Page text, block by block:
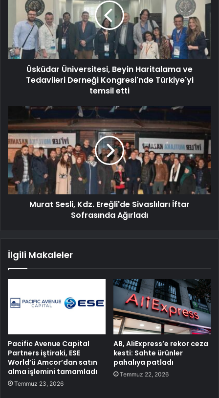
Üsküdar Üniversitesi, Beyin Haritalama ve
Tedavileri Derneği Kongresi'nde Türkiye'yi
temsil etti
Murat Sesli, Kdz. Ereğli'de Sivaslıları İftar
Sofrasında Ağırladı
İlgili Makaleler
Pacific Avenue Capital
Partners iştiraki, ESE
World’ü Amcor’dan satın
alma işlemini tamamladı
Temmuz 23, 2026
AB, AliExpress’e rekor ceza
kesti: Sahte ürünler
pahalıya patladı
Temmuz 22, 2026